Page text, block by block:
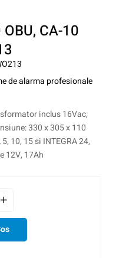
CA-10
de alarma profesionale
inclus 16Vac,
330 x 305 x 110
10, 15 si INTEGRA 24,
12V, 17Ah